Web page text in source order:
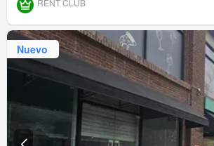
RENT CLUB
Nuevo